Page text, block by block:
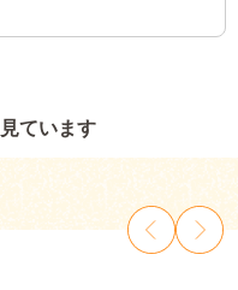
ています